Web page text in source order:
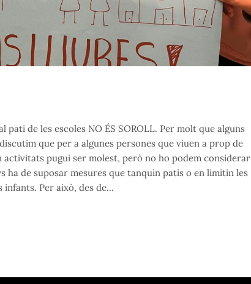
de les escoles NO ÉS SOROLL. Per molt que alguns
que per a algunes persones que viuen a prop de
pugui ser molest, però no ho podem considerar
ha de suposar mesures que tanquin patis o en limitin les
Per això, des de…